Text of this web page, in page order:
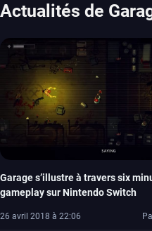
Actualités de
Garage s’illustre à travers six
gameplay sur Nintendo Switch
26 avril 2018 à 22:06